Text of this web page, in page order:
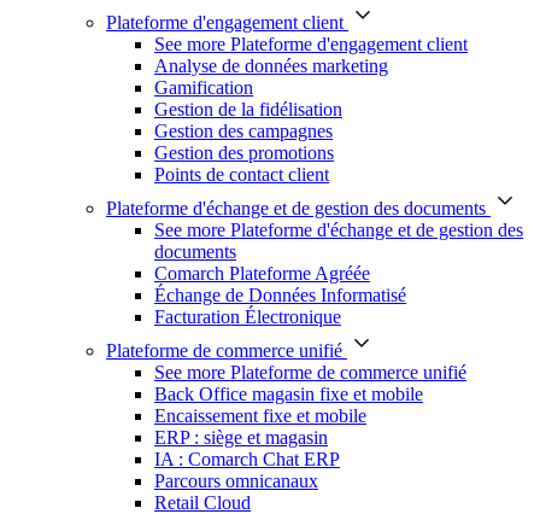
Plateforme d'engagement client
See more Plateforme d'engagement client
Analyse de données marketing
Gamification
Gestion de la fidélisation
Gestion des campagnes
Gestion des promotions
Points de contact client
Plateforme d'échange et de gestion des documents
See more Plateforme d'échange et de gestion des
documents
Comarch Plateforme Agréée
Échange de Données Informatisé
Facturation Électronique
Plateforme de commerce unifié
See more Plateforme de commerce unifié
Back Office magasin fixe et mobile
Encaissement fixe et mobile
ERP : siège et magasin
IA : Comarch Chat ERP
Parcours omnicanaux
Retail Cloud